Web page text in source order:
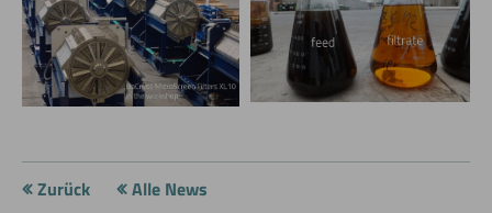
Zurück Alle News